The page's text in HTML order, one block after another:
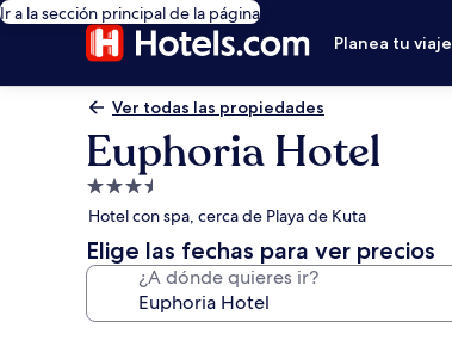
Ir a la sección principal de la página
Planea tu viaje
Ver todas las propiedades
Euphoria Hotel
Propiedad
de
3.5
estrellas
Hotel con spa, cerca de Playa de Kuta
Elige las fechas para ver precios
¿A dónde quieres ir?